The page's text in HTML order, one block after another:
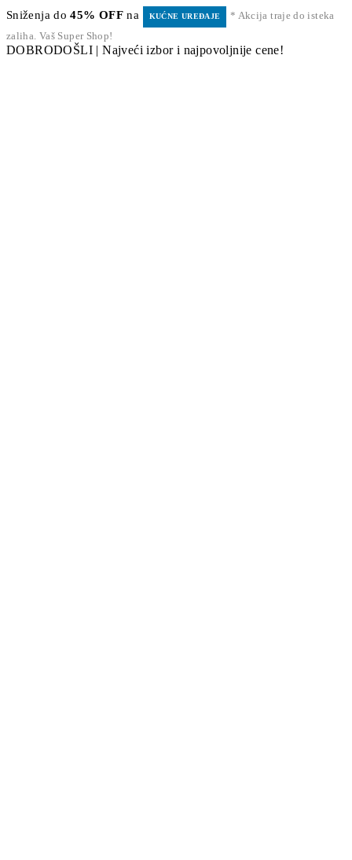
Sniženja do45% OFF na KUĆNE UREĐAJE
* Akcija traje do isteka
zaliha. Vaš Super Shop!
DOBRODOŠLI | Najveći izbor i najpovoljnije cene!